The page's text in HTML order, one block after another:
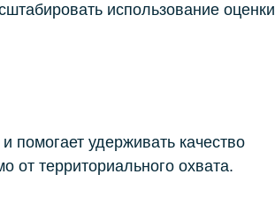
использование оценки
помогает удерживать качество
от территориального охвата.